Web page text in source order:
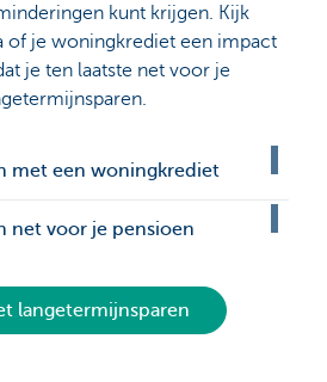
kunt krijgen. Kijk
of je woningkrediet een impact
je ten laatste net voor je
met een woningkrediet
net voor je pensioen
langetermijnsparen